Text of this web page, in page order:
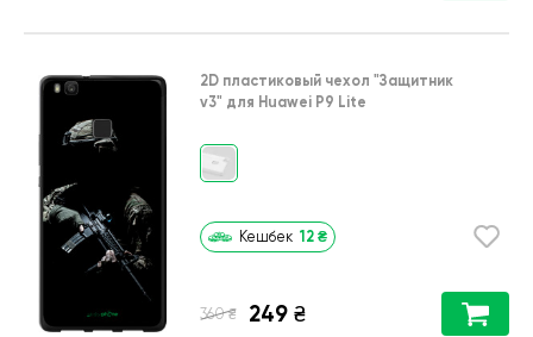
2D пластиковый чехол "Защитник
v3" для Huawei P9 Lite
Кешбек 12 ₴
360 ₴ 249 ₴